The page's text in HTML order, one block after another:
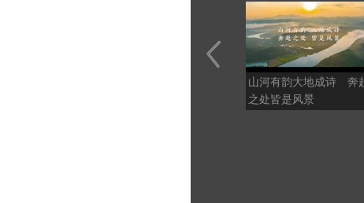
山河有韵大地成诗 奔
之处皆是风景